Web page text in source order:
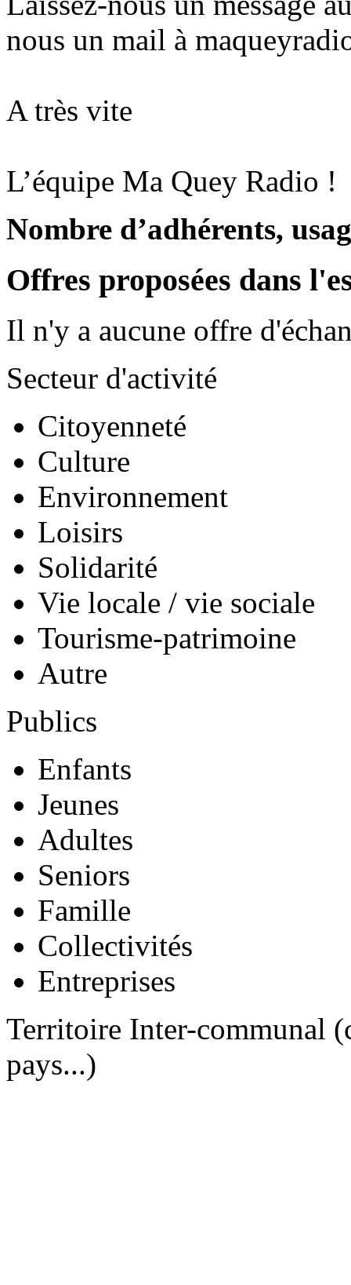
nous un mail à
A très vite
L’équipe Ma Quey Radio !
Nombre d’adhérents,
Offres proposées dans
Il n'y a aucune offre
Secteur d'activité
Citoyenneté
Culture
Environnement
Loisirs
Solidarité
Vie locale / vie sociale
Tourisme-patrimoine
Autre
Publics
Enfants
Jeunes
Adultes
Seniors
Famille
Collectivités
Entreprises
Territoire Inter-communal
pays...)